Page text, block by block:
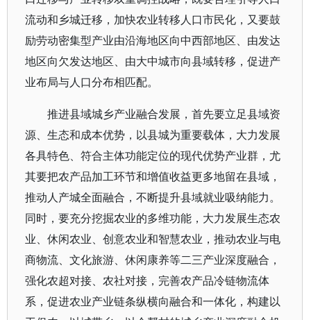
流动和乡城迁移，加快农业转移人口市民化，又要鼓
励劳动密集型产业由沿海地区向中西部地区、由发达
地区向欠发达地区、由大中城市向县域转移，促进产
业布局与人口分布相匹配。
推进县域城乡产业融合发展，首先要立足县域资
源、生态和成本优势，以县城为重要载体，大力发展
各具特色、符合主体功能定位的现代优势产业群，尤
其要把农产品加工环节和增值收益更多地留在县域，
推动人产城全面融合，不断提升县域就业吸纳能力。
同时，要充分挖掘农业的多维功能，大力发展生态农
业、休闲农业、创意农业和智慧农业，推动农业与电
商物流、文化旅游、休闲康养等二三产业深度融合，
强化农超对接、农社对接，完善农产品冷链物流体
系，促进农业产业链条纵横向融合和一体化，构建以